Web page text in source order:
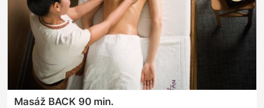
Masáž BACK 90 min.